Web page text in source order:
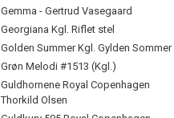
Gemma - Gertrud Vasegaard
Georgiana Kgl. Riflet stel
Golden Summer Kgl. Gylden Sommer
Grøn Melodi #1513 (Kgl.)
Guldhornene Royal Copenhagen
Thorkild Olsen